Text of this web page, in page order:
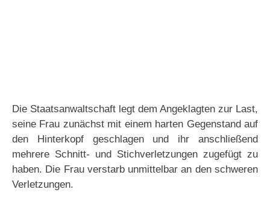
Die Staatsanwaltschaft legt dem Angeklagten zur Last,
seine Frau zunächst mit einem harten Gegenstand auf
den Hinterkopf geschlagen und ihr anschließend
mehrere Schnitt- und Stichverletzungen zugefügt zu
haben. Die Frau verstarb unmittelbar an den schweren
Verletzungen.